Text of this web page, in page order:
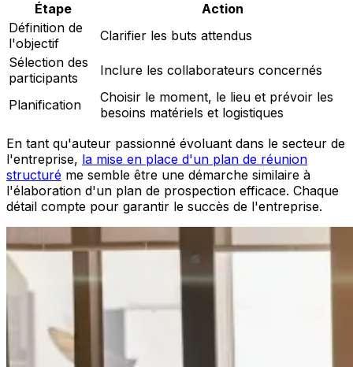
Étape
Action
Définition de
l'objectif
Clarifier les buts attendus
Sélection des
participants
Inclure les collaborateurs concernés
Planification
Choisir le moment, le lieu et prévoir les
besoins matériels et logistiques
En tant qu'auteur passionné évoluant dans le secteur de
l'entreprise, la mise en place d'un plan de réunion
structuré me semble être une démarche similaire à
l'élaboration d'un plan de prospection efficace. Chaque
détail compte pour garantir le succès de l'entreprise.